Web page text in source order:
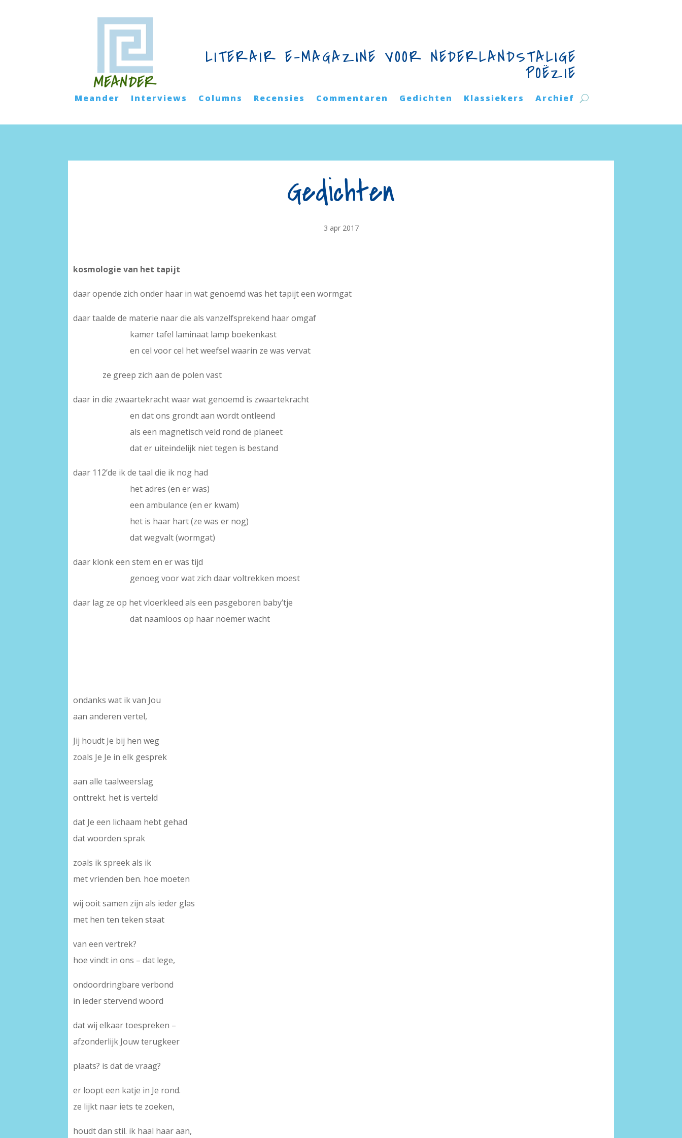
LITERAIR E-MAGAZINE VOOR NEDERLANDSTALIGE
POËZIE
Meander Interviews Columns Recensies Commentaren Gedichten Klassiekers Archief
Gedichten
3 apr 2017
kosmologie van het tapijt
daar opende zich onder haar in wat genoemd was het tapijt een wormgat
daar taalde de materie naar die als vanzelfsprekend haar omgaf
kamer tafel laminaat lamp boekenkast
en cel voor cel het weefsel waarin ze was vervat
ze greep zich aan de polen vast
daar in die zwaartekracht waar wat genoemd is zwaartekracht
en dat ons grondt aan wordt ontleend
als een magnetisch veld rond de planeet
dat er uiteindelijk niet tegen is bestand
daar 112’de ik de taal die ik nog had
het adres (en er was)
een ambulance (en er kwam)
het is haar hart (ze was er nog)
dat wegvalt (wormgat)
daar klonk een stem en er was tijd
genoeg voor wat zich daar voltrekken moest
daar lag ze op het vloerkleed als een pasgeboren baby’tje
dat naamloos op haar noemer wacht
ondanks wat ik van Jou
aan anderen vertel,
Jij houdt Je bij hen weg
zoals Je Je in elk gesprek
aan alle taalweerslag
onttrekt. het is verteld
dat Je een lichaam hebt gehad
dat woorden sprak
zoals ik spreek als ik
met vrienden ben. hoe moeten
wij ooit samen zijn als ieder glas
met hen ten teken staat
van een vertrek?
hoe vindt in ons – dat lege,
ondoordringbare verbond
in ieder stervend woord
dat wij elkaar toespreken –
afzonderlijk Jouw terugkeer
plaats? is dat de vraag?
er loopt een katje in Je rond.
ze lijkt naar iets te zoeken,
houdt dan stil. ik haal haar aan,